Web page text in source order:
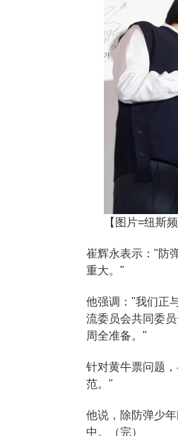
【图片=纽斯
崔辉永表示："防
重大。"
他强调："我们正
流委员会共同委
周全准备。"
针对黄牛票问题
范。"
他说，除防弹少
中。（完）